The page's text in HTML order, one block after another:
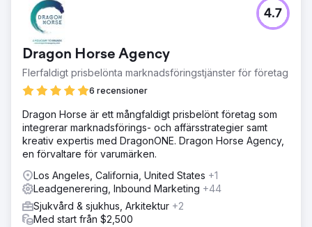
Efter implementeringen uppnådde Colonial Agency
mätbar nationell tillväxt: Ökad organisk synlighet på flera
amerikanska marknader Sida 1-rankningar för
högintensiva sökord inom bemanning och hushållstjänster
Tillväxt av kvalificerade inkommande leads från
rikstäckande sökanvändare Starkare varumärkesnärvaro i
organisk sökning, vilket stöder skalbar leadgenerering
SEO blev en pålitlig nationell förvärvskanal för Colonial
Agency.
Gå till byråsida
Dragon Horse Agency
Flerfaldigt prisbelönta marknadsföringstjänster för företag
6 recensioner
4.7
Dragon Horse är ett mångfaldigt prisbelönt företag som
integrerar marknadsförings- och affärsstrategier samt
kreativ expertis med DragonONE. Dragon Horse Agency,
en förvaltare för varumärken.
Los Angeles, California, United States +1
Leadgenerering, Inbound Marketing +44
Sjukvård & sjukhus, Arkitektur +2
Med start från $2,500